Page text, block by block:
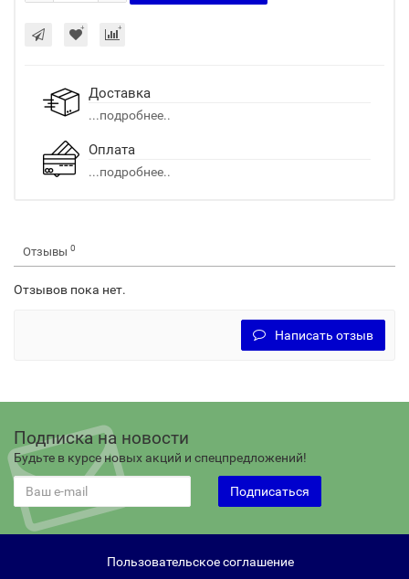
Доставка
...подробнее..
Оплата
...подробнее..
Отзывы 0
Отзывов пока нет.
Написать отзыв
Подписка на новости
Будьте в курсе новых акций и спецпредложений!
Подписаться
Пользовательское соглашение